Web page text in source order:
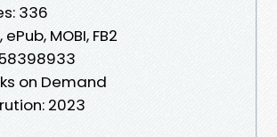
336
MOBI, FB2
on Demand
2023